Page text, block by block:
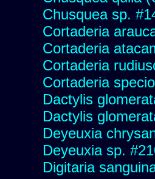
Chusquea sp.
Cortaderia
Cortaderia
Cortaderia
Cortaderia
Dactylis
Dactylis
Deyeuxia
Deyeuxia sp.
Digitaria